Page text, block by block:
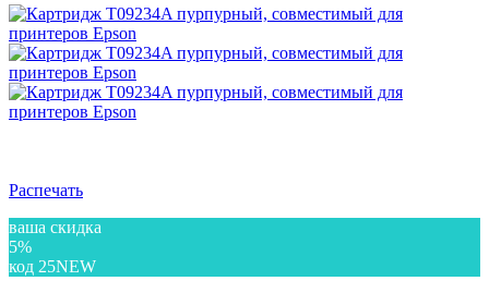
Распечать
ваша скидка
5%
код 25NEW